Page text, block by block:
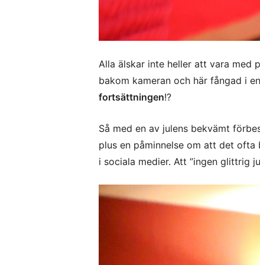
Alla älskar inte heller att vara
bakom kameran och här fångad i
fortsättningen!?
Så med en av julens bekvämt
plus en påminnelse om att det
i sociala medier. Att ”ingen glittrig